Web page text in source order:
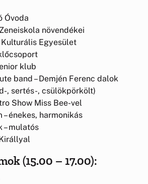
Óvoda
növendékei
Kulturális Egyesület
klub
band – Demjén Ferenc dalok
, sertés-, csülökpörkölt)
Show Miss Bee-vel
– énekes, harmonikás
– mulatós
(15.00 – 17.00):